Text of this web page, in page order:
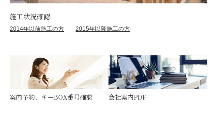
施工状況確認
2014年以前施工の方 2015年以降施工の方
案内予約、キーBOX番号確認 会社案内PDF